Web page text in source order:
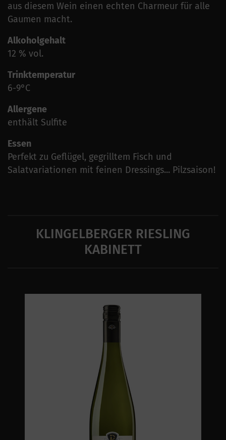
aus diesem Wein einen echten Charmeur für alle
Gaumen macht.
Alkoholgehalt
12 % vol.
Trinktemperatur
6-9°C
Allergene
enthält Sulfite
Essen
Perfekt zu Geflügel, gegrilltem Fisch und
Salatvariationen mit feinen Dressings... Pilzsaison!
KLINGELBERGER RIESLING
KABINETT